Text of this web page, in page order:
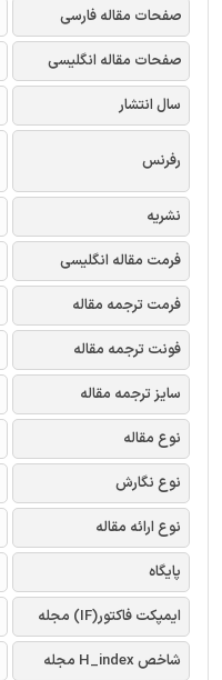
صفحات مقاله فارسی
صفحات مقاله انگلیسی
سال انتشار
رفرنس
نشریه
فرمت مقاله انگلیسی
فرمت ترجمه مقاله
فونت ترجمه مقاله
سایز ترجمه مقاله
نوع مقاله
نوع نگارش
نوع ارائه مقاله
پایگاه
ایمپکت فاکتور(IF) مجله
شاخص H_index مجله